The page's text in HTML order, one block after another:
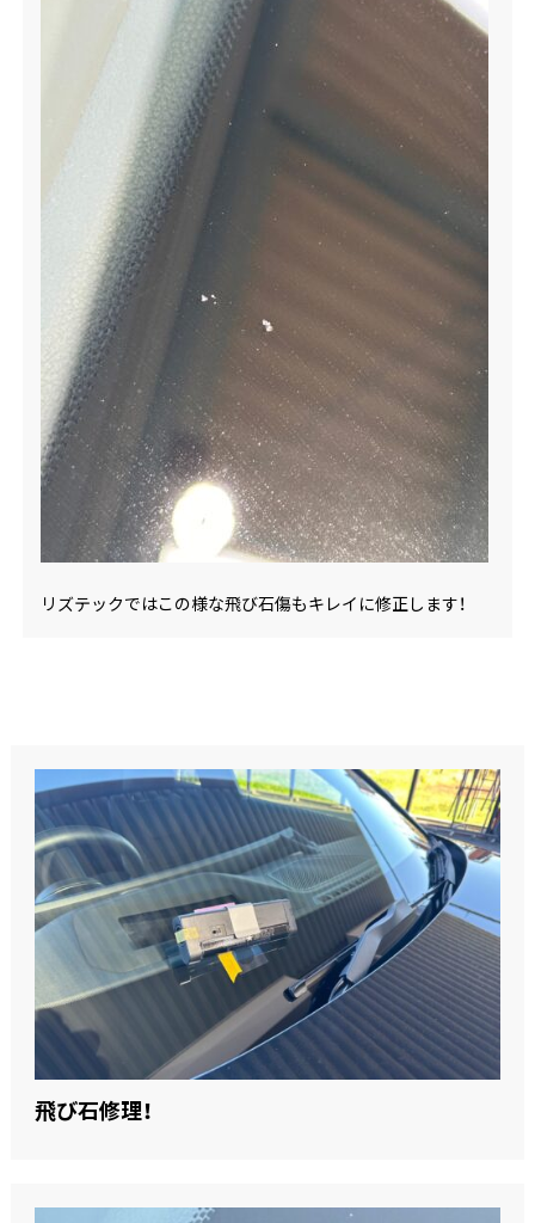
リズテックではこの様な飛び石傷もキレイに修正します！
飛び石修理！